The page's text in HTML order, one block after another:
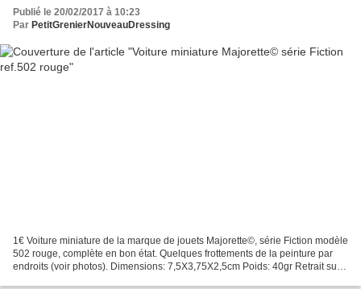
Publié le 20/02/2017 à 10:23
Par PetitGrenierNouveauDressing
1€ Voiture miniature de la marque de jouets Majorette©, série Fiction modèle
502 rouge, complète en bon état. Quelques frottements de la peinture par
endroits (voir photos). Dimensions: 7,5X3,75X2,5cm Poids: 40gr Retrait sur